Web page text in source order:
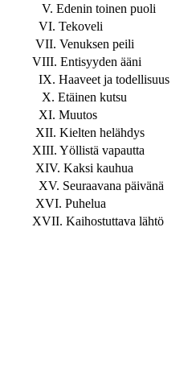
V. Edenin toinen puoli
VI. Tekoveli
VII. Venuksen peili
VIII. Entisyyden ääni
IX. Haaveet ja todellisuus
X. Etäinen kutsu
XI. Muutos
XII. Kielten helähdys
XIII. Yöllistä vapautta
XIV. Kaksi kauhua
XV. Seuraavana päivänä
XVI. Puhelua
XVII. Kaihostuttava lähtö